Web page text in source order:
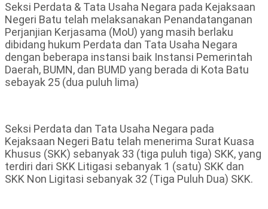
Seksi Perdata & Tata Usaha Negara pada Kejaksaan
Negeri Batu telah melaksanakan Penandatanganan
Perjanjian Kerjasama (MoU) yang masih berlaku
dibidang hukum Perdata dan Tata Usaha Negara
dengan beberapa instansi baik Instansi Pemerintah
Daerah, BUMN, dan BUMD yang berada di Kota Batu
sebayak 25 (dua puluh lima)
Seksi Perdata dan Tata Usaha Negara pada
Kejaksaan Negeri Batu telah menerima Surat Kuasa
Khusus (SKK) sebanyak 33 (tiga puluh tiga) SKK, yang
terdiri dari SKK Litigasi sebanyak 1 (satu) SKK dan
SKK Non Ligitasi sebanyak 32 (Tiga Puluh Dua) SKK.